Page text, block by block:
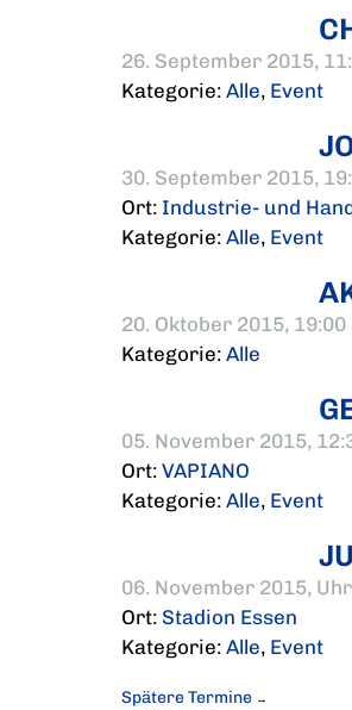
26. September 2015,
Kategorie: Alle, Event
30. September 2015,
Ort: Industrie- und
Kategorie: Alle, Event
20. Oktober 2015, 19:00
Kategorie: Alle
05. November 2015,
Ort: VAPIANO
Kategorie: Alle, Event
06. November 2015, Uhr
Ort: Stadion Essen
Kategorie: Alle, Event
Spätere Termine →